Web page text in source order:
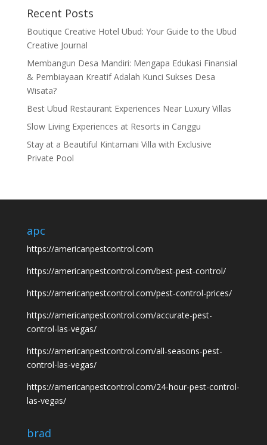
Recent Posts
Boutique Creative Hotel Ubud: Your Guide to the Ubud
Creative Journal
Membangun Desa Mandiri: Mengapa Edukasi Finansial
& Pembiayaan Kreatif Adalah Kunci Sukses Desa
Wisata?
Best Ubud Restaurant Experiences Near Luxury Villas
Slow Living Experiences at Resorts in Canggu
Stay at a Beautiful Kintamani Villa with Exclusive
Private Pool
apc
https://americanpestcontrol.com
https://americanpestcontrol.com/best-pest-control/
https://americanpestcontrol.com/pest-control-prices/
https://americanpestcontrol.com/accurate-pest-
control-las-vegas/
https://americanpestcontrol.com/all-seasons-pest-
control-las-vegas/
https://americanpestcontrol.com/24-hour-pest-control-
las-vegas/
brad